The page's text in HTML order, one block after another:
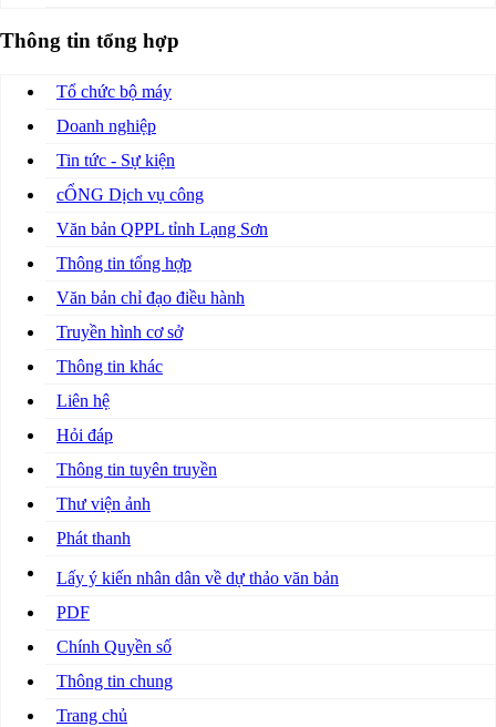
Thông tin tổng hợp
Tổ chức bộ máy
Doanh nghiệp
Tin tức - Sự kiện
cỔNG Dịch vụ công
Văn bản QPPL tỉnh Lạng Sơn
Thông tin tổng hợp
Văn bản chỉ đạo điều hành
Truyền hình cơ sở
Thông tin khác
Liên hệ
Hỏi đáp
Thông tin tuyên truyền
Thư viện ảnh
Phát thanh
Lấy ý kiến nhân dân về dự thảo văn bản
PDF
Chính Quyền số
Thông tin chung
Trang chủ